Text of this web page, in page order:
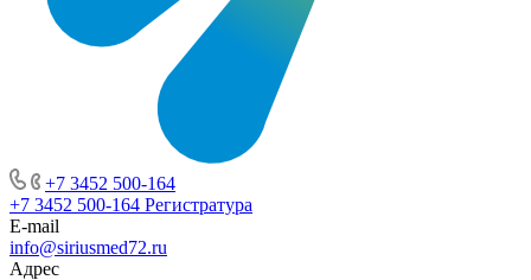
+7 3452 500-164
+7 3452 500-164 Регистратура
E-mail
info@siriusmed72.ru
Адрес